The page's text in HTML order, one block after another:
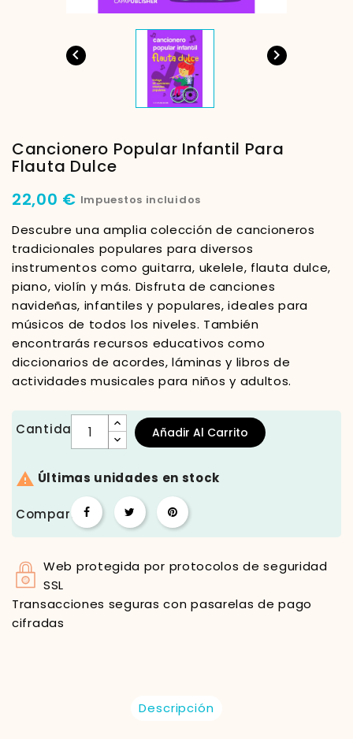
 
Cancionero Popular Infantil Para
Flauta Dulce
22,00 € Impuestos incluidos
Descubre una amplia colección de cancioneros
tradicionales populares para diversos
instrumentos como guitarra, ukelele, flauta dulce,
piano, violín y más. Disfruta de canciones
navideñas, infantiles y populares, ideales para
músicos de todos los niveles. También
encontrarás recursos educativos como
diccionarios de acordes, láminas y libros de
actividades musicales para niños y adultos.
Cantidad Añadir Al Carrito
 Últimas unidades en stock
Compartir
Web protegida por protocolos de seguridad
SSL
Transacciones seguras con pasarelas de pago
cifradas
Descripción